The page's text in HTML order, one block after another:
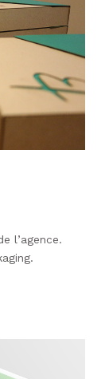
l’agence.